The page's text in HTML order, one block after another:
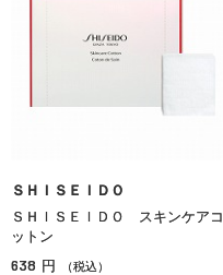
ＳＨＩＳＥＩＤＯ
ＳＨＩＳＥＩＤＯ スキンケアコ
ットン
638 円 （税込）